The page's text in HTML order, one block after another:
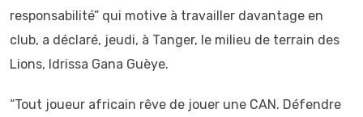
responsabilité” qui motive à travailler davantage en
club, a déclaré, jeudi, à Tanger, le milieu de terrain des
Lions, Idrissa Gana Guèye.
“Tout joueur africain rêve de jouer une CAN. Défendre